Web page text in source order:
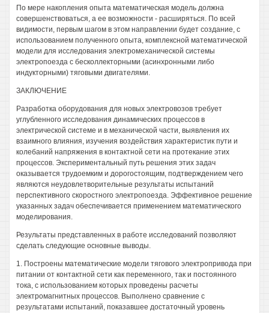
По мере накопления опыта математическая модель должна
совершенствоваться, а ее возможности - расширяться. По всей
видимости, первым шагом в этом направлении будет создание, с
использованием полученного опыта, комплексной математической
модели для исследования электромеханической системы
электропоезда с бесколлекторными (асинхронными либо
индукторными) тяговыми двигателями.
ЗАКЛЮЧЕНИЕ
Разработка оборудования для новых электровозов требует
углубленного исследования динамических процессов в
электрической системе и в механической части, выявления их
взаимного влияния, изучения воздействия характеристик пути и
колебаний напряжения в контактной сети на протекание этих
процессов. Экспериментальный путь решения этих задач
оказывается трудоемким и дорогостоящим, подтверждением чего
являются неудовлетворительные результаты испытаний
перспективного скоростного электропоезда. Эффективное решение
указанных задач обеспечивается применением математического
моделирования.
Результаты представленных в работе исследований позволяют
сделать следующие основные выводы.
1. Построены математические модели тягового электропривода при
питании от контактной сети как переменного, так и постоянного
тока, с использованием которых проведены расчеты
электромагнитных процессов. Выполнено сравнение с
результатами испытаний, показавшее достаточный уровень